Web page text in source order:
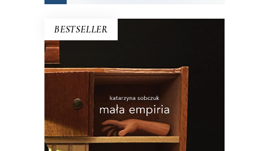
BESTSELLER
[EBOOK] MAŁA EMPIRIA
Jak wybaczyć ojcu starzenie się? A jak
samemu nie wpaść w pułapkę
starczych nawyków?Premiera: 27